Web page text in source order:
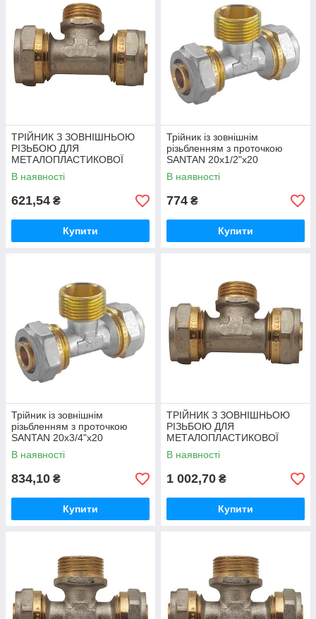
ТРІЙНИК З ЗОВНІШНЬОЮ
РІЗЬБОЮ ДЛЯ
МЕТАЛОПЛАСТИКОВОЇ
ТРУБИ 26x3/4Mx26
В наявності
621,54 ₴
Купити
Трійник із зовнішнім
різьбленням з проточкою
SANTAN 20х1/2"х20
В наявності
774 ₴
Купити
Трійник із зовнішнім
різьбленням з проточкою
SANTAN 20х3/4"х20
В наявності
834,10 ₴
Купити
ТРІЙНИК З ЗОВНІШНЬОЮ
РІЗЬБОЮ ДЛЯ
МЕТАЛОПЛАСТИКОВОЇ
ТРУБИ 32x1Mx32
В наявності
1 002,70 ₴
Купити